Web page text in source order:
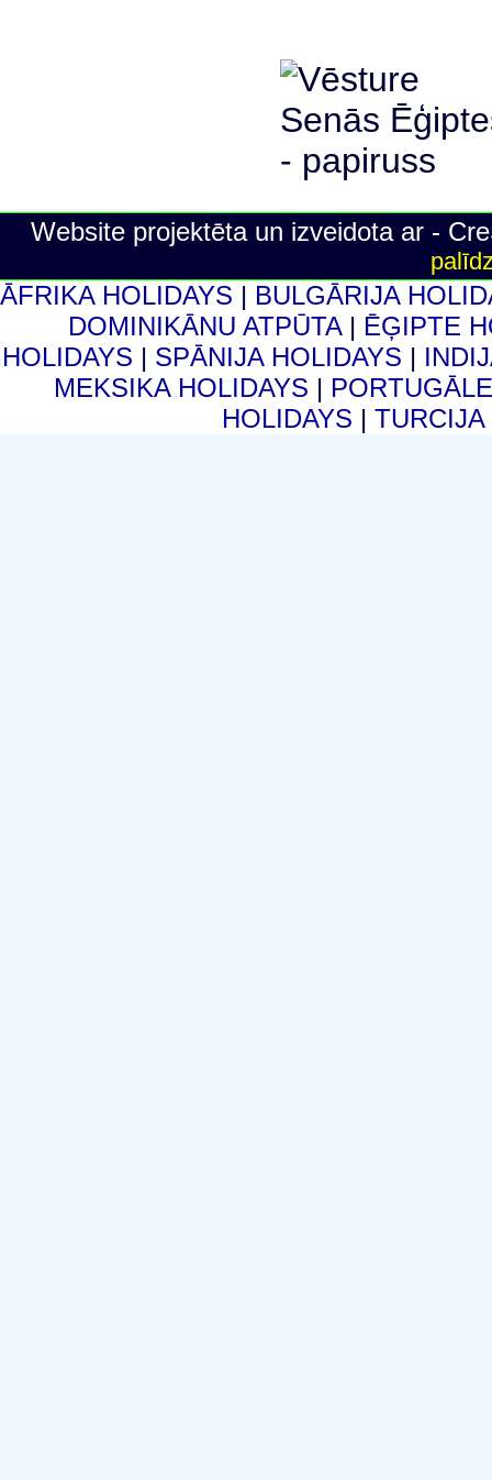
Website projektēta un izveidota ar -
ĀFRIKA HOLIDAYS | BULGĀRIJA
DOMINIKĀNU ATPŪTA | ĒĢIPTE
HOLIDAYS | SPĀNIJA HOLIDAYS |
MEKSIKA HOLIDAYS |
HOLIDAYS |